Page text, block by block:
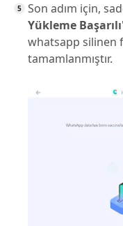
Son adım için,
Yükleme Başarılı
whatsapp silinen
tamamlanmıştır.